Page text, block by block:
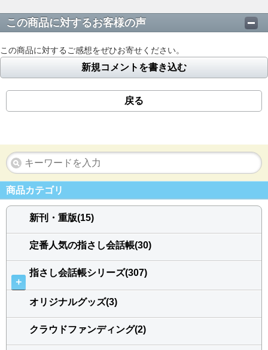
この商品に対するお客様の声
この商品に対するご感想をぜひお寄せください。
新規コメントを書き込む
戻る
商品カテゴリ
新刊・重版(15)
定番人気の指さし会話帳(30)
＋
指さし会話帳シリーズ(307)
オリジナルグッズ(3)
クラウドファンディング(2)